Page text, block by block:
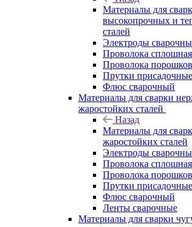
Материалы для
высокопрочных и
сталей
Электроды
Проволока сплошная
Проволока
Прутки присадочные
Флюс сварочный
Материалы для сварки
жаростойких сталей
Назад
Материалы для
жаростойких сталей
Электроды
Проволока сплошная
Проволока
Прутки присадочные
Флюс сварочный
Ленты сварочные
Материалы для сварки